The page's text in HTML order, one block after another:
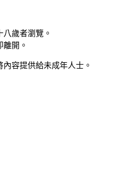
歲者瀏覽。
開。
容提供給未成年人士。